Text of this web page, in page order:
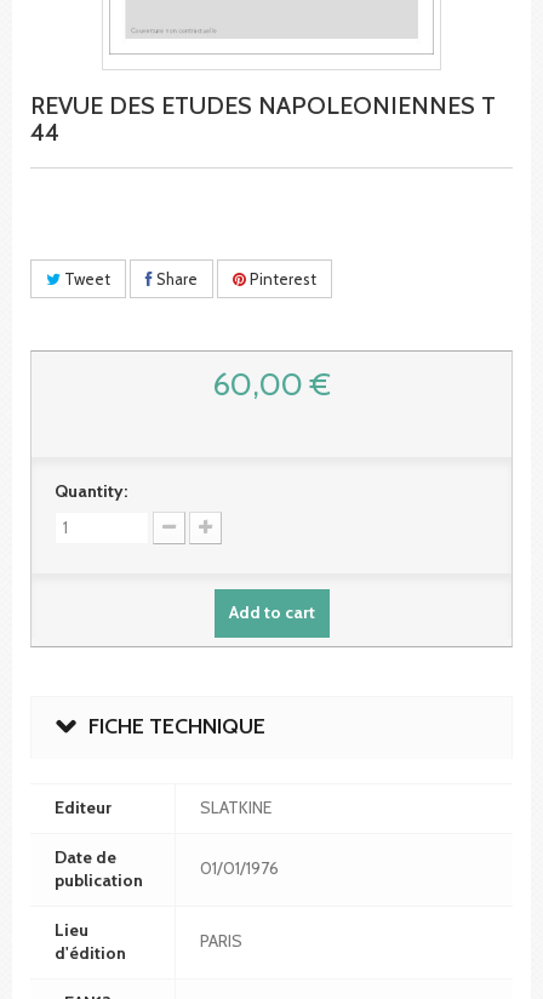
REVUE DES ETUDES NAPOLEONIENNES T
44
Tweet Share Pinterest
60,00 €
Quantity:
Add to cart
FICHE TECHNIQUE
Editeur SLATKINE
Date de
publication
01/01/1976
Lieu
d'édition
PARIS